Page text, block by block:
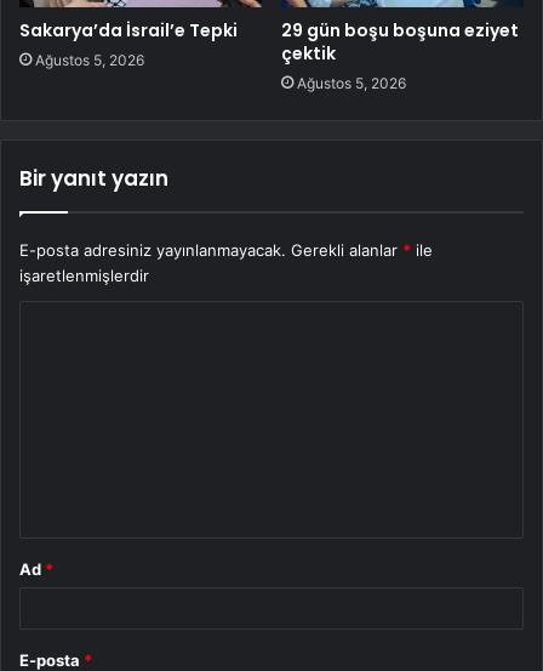
Sakarya’da İsrail’e Tepki
Ağustos 5, 2026
29 gün boşu boşuna eziyet
çektik
Ağustos 5, 2026
Bir yanıt yazın
E-posta adresiniz yayınlanmayacak. Gerekli alanlar * ile
işaretlenmişlerdir
Ad *
E-posta *